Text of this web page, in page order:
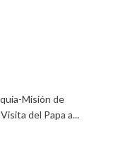
Misión de
del Papa a...